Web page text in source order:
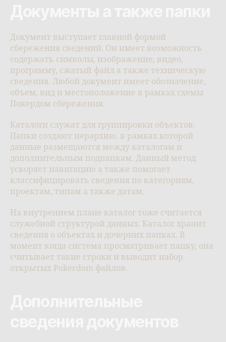
Документ выступает главной формой
сбережения сведений. Он имеет возможность
содержать символы, изображение, видео,
программу, сжатый файл а также техническую
сведения. Любой документ имеет обозначение,
объем, вид и местоположение в рамках схемы
Покердом сбережения.
Каталоги служат для группировки объектов.
Папки создают иерархию, в рамках которой
данные размещаются между каталогам и
дополнительным подпапкам. Данный метод
ускоряет навигацию а также помогает
классифицировать сведения по категориям,
проектам, типам а также датам.
На внутреннем плане каталог тоже считается
служебной структурой данных. Каталог хранит
сведения о объектах и дочерних папках. В
момент когда система просматривает папку, она
считывает такие строки и выводит набор
открытых Pokerdom файлов.